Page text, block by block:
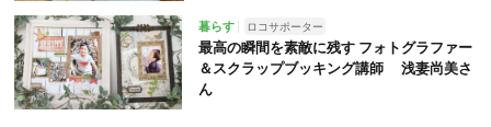
暮らす ロコサポーター
最高の瞬間を素敵に残す フォトグラファー
＆スクラップブッキング講師 浅妻尚美さ
ん